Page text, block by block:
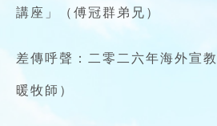
講座」（傅冠群弟兄）
差傳呼聲：二零二六年海外宣
暖牧師）